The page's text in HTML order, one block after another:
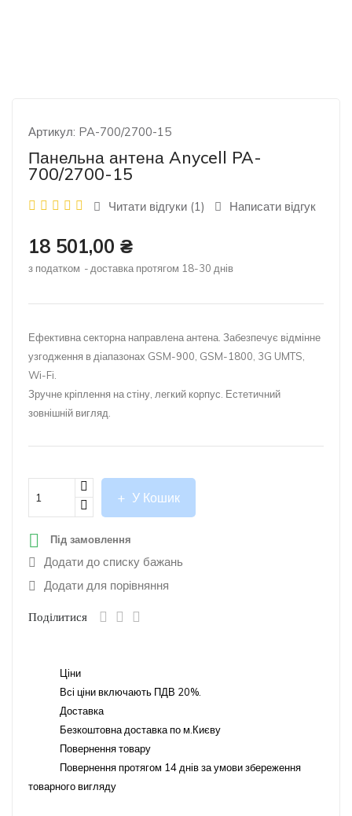
Артикул: PA-700/2700-15
Панельна антена Anycell PA-
700/2700-15
Читати відгуки (1) Написати відгук
18 501,00 ₴
з податком доставка протягом 18-30 днів
Ефективна секторна направлена антена. Забезпечує відмінне
узгодження в діапазонах GSM-900, GSM-1800, 3G UMTS,
Wi-Fi.
Зручне кріплення на стіну, легкий корпус. Естетичний
зовнішній вигляд.
У Кошик
 Під замовлення
Додати до списку бажань
Додати для порівняння
Поділитися
Ціни
Всі ціни включають ПДВ 20%.
Доставка
Безкоштовна доставка по м.Києву
Повернення товару
Повернення протягом 14 днів за умови збереження
товарного вигляду